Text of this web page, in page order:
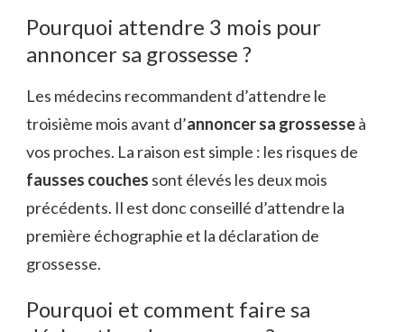
Pourquoi attendre 3 mois pour
annoncer sa grossesse ?
Les médecins recommandent d’attendre le
troisième mois avant d’annoncer sa grossesseà
vos proches. La raison est simple : les risques de
fausses couches sont élevés les deux mois
précédents. Il est donc conseillé d’attendre la
première échographie et la déclaration de
grossesse.
Pourquoi et comment faire sa